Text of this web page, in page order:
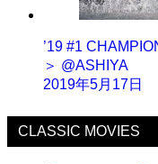
’19 #1
＞ @ASHIYA
2019年5月17日
CLASSIC MOVIES